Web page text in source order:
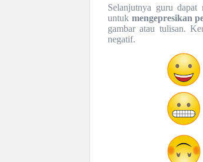
Selanjutnya guru dapat
untuk mengepresikan
gambar atau tulisan.
negatif.